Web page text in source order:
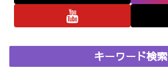
キーワード検索